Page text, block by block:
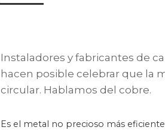
Instaladores y fabricantes de
hacen posible celebrar que la
circular. Hablamos del cobre.
Es el metal no precioso más